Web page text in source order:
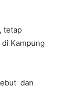
tetap
Kampung
dan